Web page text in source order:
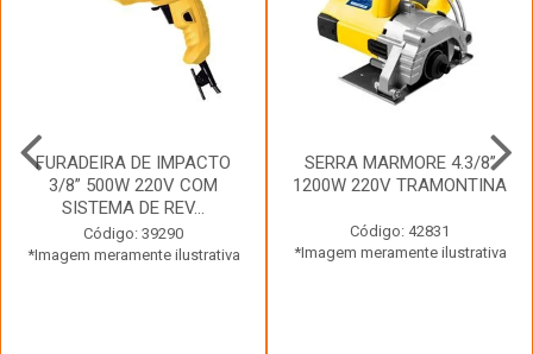
FURADEIRA DE IMPACTO
3/8” 500W 220V COM
SISTEMA DE REV...
Código: 39290
*Imagem meramente ilustrativa
SERRA MARMORE 4.3/8”
1200W 220V TRAMONTINA
Código: 42831
*Imagem meramente ilustrativa